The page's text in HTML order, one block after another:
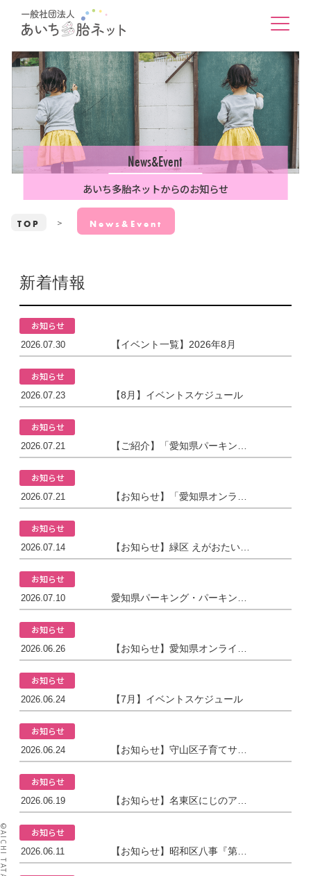
News&Event
あいち多胎ネットからのお知らせ
TOP News&Event
新着情報
お知らせ
2026.07.30 【イベント一覧】2026年8月
お知らせ
2026.07.23 【8月】イベントスケジュール
お知らせ
2026.07.21
お知らせ
2026.07.21
お知らせ
2026.07.14 【お知らせ】緑区 えがおたいむ＆harunohiさん主催『ツインズリズム』
お知らせ
2026.07.10
お知らせ
2026.06.26
お知らせ
2026.06.24 【7月】イベントスケジュール
お知らせ
2026.06.24 【お知らせ】守山区子育てサロン「る・こぴん」さん主催『双子の会』
お知らせ
2026.06.19
お知らせ
2026.06.11 【お知らせ】昭和区八事『第二回 ふたご・みつごにぎやかマルシェ』